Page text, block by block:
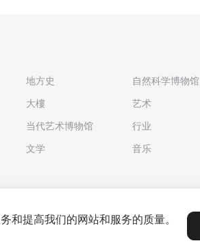
地方史
大樓
当代艺术博物馆
文学
自然科学博物馆
艺术
行业
音乐
和提高我们的网站和服务的质量。